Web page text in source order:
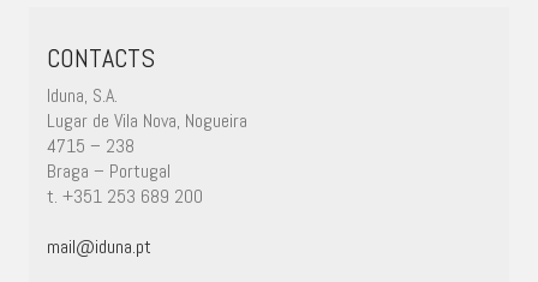
CONTACTS
Iduna, S.A.
Lugar de Vila Nova, Nogueira
4715 – 238
Braga – Portugal
t. +351 253 689 200
mail@iduna.pt